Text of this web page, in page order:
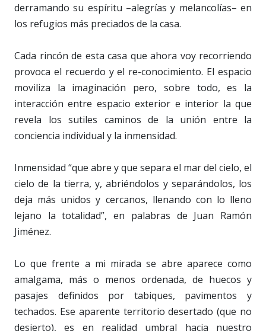
derramando su espíritu –alegrías y melancolías– en
los refugios más preciados de la casa.
Cada rincón de esta casa que ahora voy recorriendo
provoca el recuerdo y el re-conocimiento. El espacio
moviliza la imaginación pero, sobre todo, es la
interacción entre espacio exterior e interior la que
revela los sutiles caminos de la unión entre la
conciencia individual y la inmensidad.
Inmensidad “que abre y que separa el mar del cielo, el
cielo de la tierra, y, abriéndolos y separándolos, los
deja más unidos y cercanos, llenando con lo lleno
lejano la totalidad”, en palabras de Juan Ramón
Jiménez.
Lo que frente a mi mirada se abre aparece como
amalgama, más o menos ordenada, de huecos y
pasajes definidos por tabiques, pavimentos y
techados. Ese aparente territorio desertado (que no
desierto), es en realidad umbral hacia nuestro